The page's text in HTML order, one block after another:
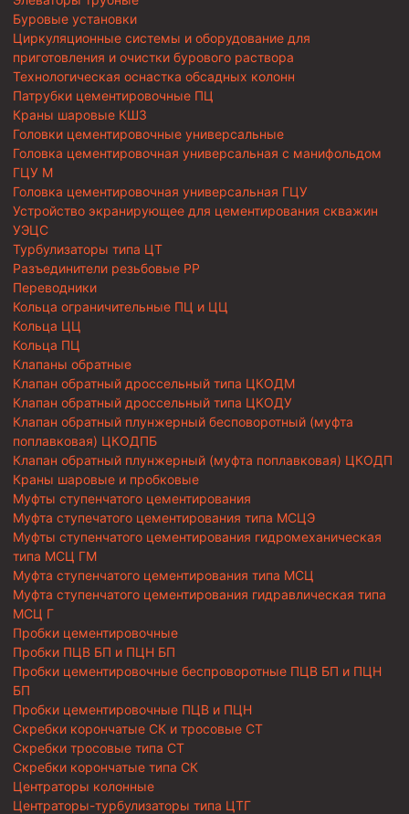
Буровые установки
Циркуляционные системы и оборудование для
приготовления и очистки бурового раствора
Технологическая оснастка обсадных колонн
Патрубки цементировочные ПЦ
Краны шаровые КШЗ
Головки цементировочные универсальные
Головка цементировочная универсальная с манифольдом
ГЦУ М
Головка цементировочная универсальная ГЦУ
Устройство экранирующее для цементирования скважин
УЭЦС
Турбулизаторы типа ЦТ
Разъединители резьбовые РР
Переводники
Кольца ограничительные ПЦ и ЦЦ
Кольца ЦЦ
Кольца ПЦ
Клапаны обратные
Клапан обратный дроссельный типа ЦКОДМ
Клапан обратный дроссельный типа ЦКОДУ
Клапан обратный плунжерный бесповоротный (муфта
поплавковая) ЦКОДПБ
Клапан обратный плунжерный (муфта поплавковая) ЦКОДП
Краны шаровые и пробковые
Муфты ступенчатого цементирования
Муфта ступечатого цементирования типа МСЦЭ
Муфты ступенчатого цементирования гидромеханическая
типа МСЦ ГМ
Муфта ступенчатого цементирования типа МСЦ
Муфта ступенчатого цементирования гидравлическая типа
МСЦ Г
Пробки цементировочные
Пробки ПЦВ БП и ПЦН БП
Пробки цементировочные беспроворотные ПЦВ БП и ПЦН
БП
Пробки цементировочные ПЦВ и ПЦН
Скребки корончатые СК и тросовые СТ
Скребки тросовые типа СТ
Скребки корончатые типа СК
Центраторы колонные
Центраторы-турбулизаторы типа ЦТГ